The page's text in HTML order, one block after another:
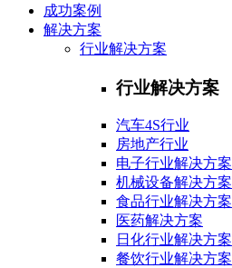
成功案例
解决方案
行业解决方案
行业解决方案
汽车4S行业
房地产行业
电子行业解决方案
机械设备解决方案
食品行业解决方案
医药解决方案
日化行业解决方案
餐饮行业解决方案